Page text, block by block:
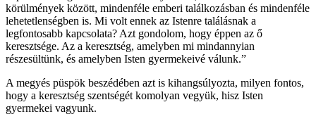
körülmények között, mindenféle emberi találkozásban és mindenféle
lehetetlenségben is. Mi volt ennek az Istenre találásnak a
legfontosabb kapcsolata? Azt gondolom, hogy éppen az ő
keresztsége. Az a keresztség, amelyben mi mindannyian
részesültünk, és amelyben Isten gyermekeivé válunk.”
A megyés püspök beszédében azt is kihangsúlyozta, milyen fontos,
hogy a keresztség szentségét komolyan vegyük, hisz Isten
gyermekei vagyunk.